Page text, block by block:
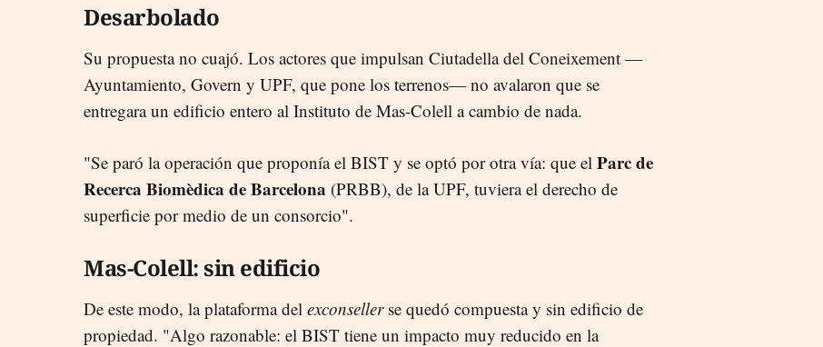
Desarbolado
Su propuesta no cuajó. Los actores que impulsan Ciutadella del Coneixement —
Ayuntamiento, Govern y UPF, que pone los terrenos— no avalaron que se
entregara un edificio entero al Instituto de Mas-Colell a cambio de nada.
"Se paró la operación que proponía el BIST y se optó por otra vía: que el Parc de
Recerca Biomèdica de Barcelona (PRBB), de la UPF, tuviera el derecho de
superficie por medio de un consorcio".
Mas-Colell: sin edificio
De este modo, la plataforma del exconseller se quedó compuesta y sin edificio de
propiedad. "Algo razonable: el BIST tiene un impacto muy reducido en la